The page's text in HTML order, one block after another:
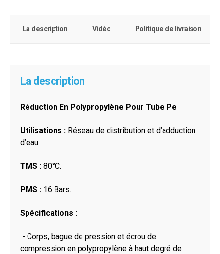
La description Vidéo Politique de livraison
La description
Réduction En Polypropylène Pour Tube Pe
Utilisations : Réseau de distribution et d’adduction
d’eau.
TMS : 80°C.
PMS : 16 Bars.
Spécifications :
- Corps, bague de pression et écrou de
compression en polypropylène à haut degré de